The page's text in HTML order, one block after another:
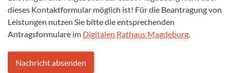
dieses Kontaktformular möglich ist! Für die Beantragung von
Leistungen nutzen Sie bitte die entsprechenden
Antragsformulare im Digitalen Rathaus Magdeburg.